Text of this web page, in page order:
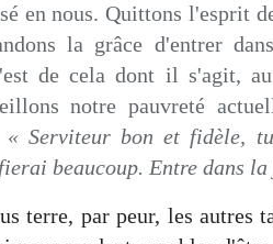
en nous. Quittons l'esprit
la grâce d'entrer
de cela dont il s'agit,
notre pauvreté
« Serviteur bon et fidèle,
beaucoup. Entre dans
terre, par peur, les autres